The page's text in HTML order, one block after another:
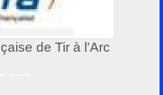
de Tir à l'Arc